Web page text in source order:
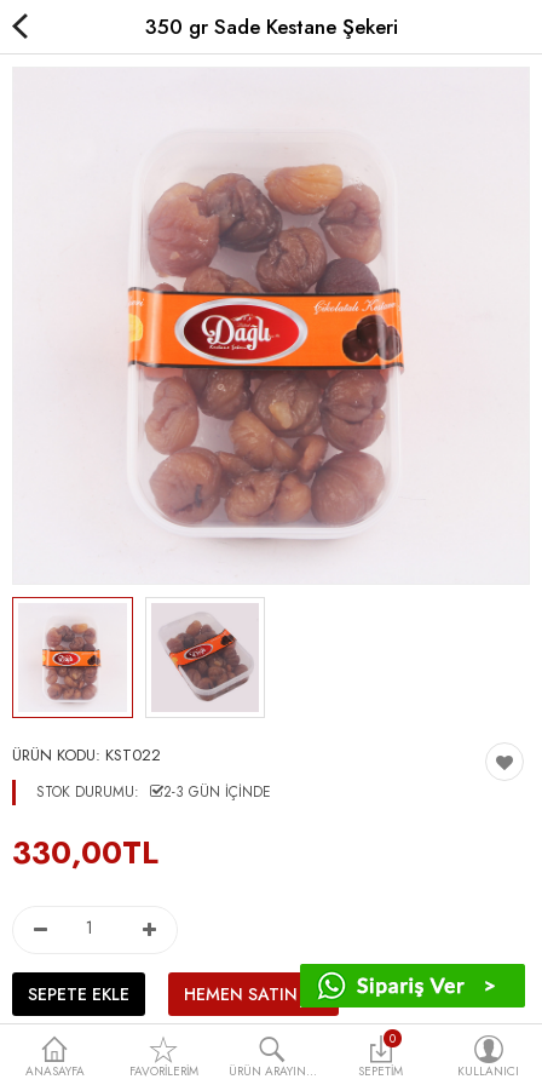
Çikolatalı Kestane Şekeri
Sade Kestane Şekeri
Kavanoz Kestane Şekeri
Special Kestane Şekeri
ANASAYFA FAVORILERIM ÜRÜN ARAYIN...
0
SEPETIM
KULLANICI
350 gr Sade Kestane Şekeri
ÜRÜN KODU: KST022
STOK DURUMU: 2-3 GÜN IÇINDE
330,00TL